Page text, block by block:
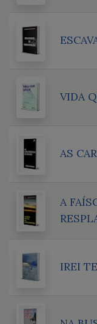
VIDA
AS
A
IREI